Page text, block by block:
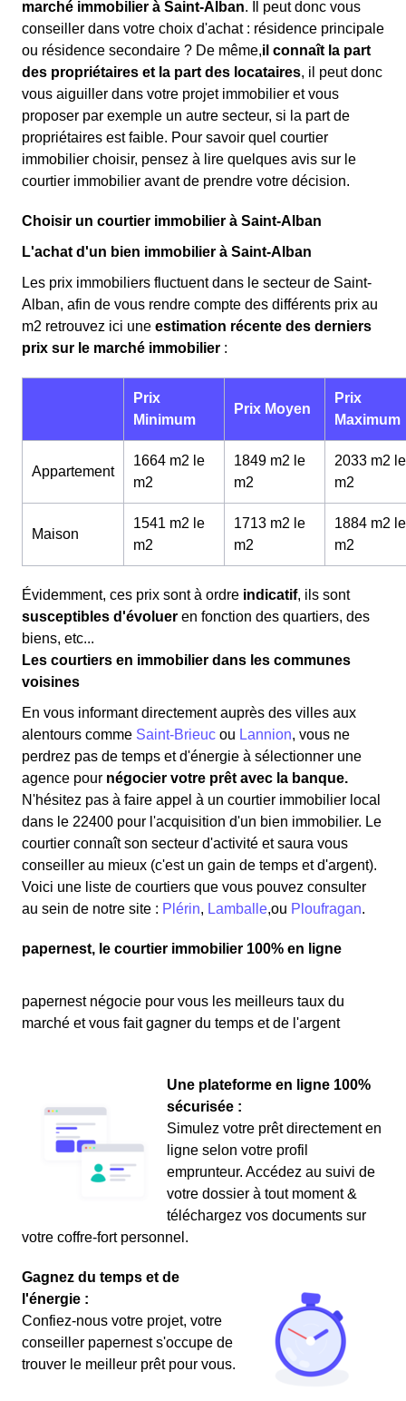
marché immobilier à Saint-Alban. Il peut donc vous
conseiller dans votre choix d'achat : résidence principale
ou résidence secondaire ? De même,il connaît la part
des propriétaires et la part des locataires, il peut donc
vous aiguiller dans votre projet immobilier et vous
proposer par exemple un autre secteur, si la part de
propriétaires est faible. Pour savoir quel courtier
immobilier choisir, pensez à lire quelques avis sur le
courtier immobilier avant de prendre votre décision.
Choisir un courtier immobilier à Saint-Alban
L'achat d'un bien immobilier à Saint-Alban
Les prix immobiliers fluctuent dans le secteur de Saint-
Alban, afin de vous rendre compte des différents prix au
m2 retrouvez ici une estimation récente des derniers
prix sur le marché immobilier :
Prix
Minimum
Prix Moyen
Prix
Maximum
Appartement
1664 m2 le
m2
1849 m2 le
m2
2033 m2 le
m2
Maison
1541 m2 le
m2
1713 m2 le
m2
1884 m2 le
m2
Évidemment, ces prix sont à ordre indicatif, ils sont
susceptibles d'évoluer en fonction des quartiers, des
biens, etc...
Les courtiers en immobilier dans les communes
voisines
En vous informant directement auprès des villes aux
alentours comme Saint-Brieuc ou Lannion, vous ne
perdrez pas de temps et d'énergie à sélectionner une
agence pour négocier votre prêt avec la banque.
N'hésitez pas à faire appel à un courtier immobilier local
dans le 22400 pour l'acquisition d'un bien immobilier. Le
courtier connaît son secteur d'activité et saura vous
conseiller au mieux (c'est un gain de temps et d'argent).
Voici une liste de courtiers que vous pouvez consulter
au sein de notre site : Plérin, Lamballe,ou Ploufragan.
papernest, le courtier immobilier 100% en ligne
papernest négocie pour vous les meilleurs taux du
marché et vous fait gagner du temps et de l'argent
Une plateforme en ligne 100%
sécurisée :
Simulez votre prêt directement en
ligne selon votre profil
emprunteur. Accédez au suivi de
votre dossier à tout moment &
téléchargez vos documents sur
votre coffre-fort personnel.
Gagnez du temps et de
l'énergie :
Confiez-nous votre projet, votre
conseiller papernest s'occupe de
trouver le meilleur prêt pour vous.